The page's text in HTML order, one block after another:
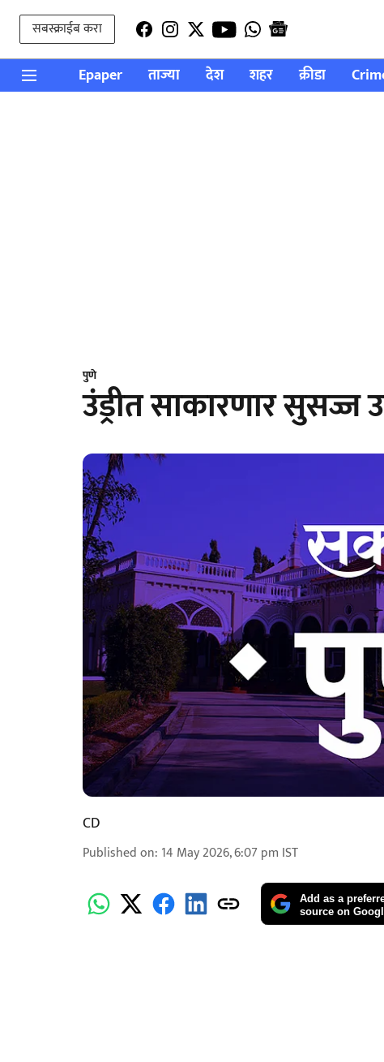
सबस्क्राईब करा
Epaper ताज्या देश शहर क्रीडा
पुणे
उंड्रीत साकारणार सुसज्ज
CD
Published on: 14 May 2026, 6:07 pm IST
Add as a
source on